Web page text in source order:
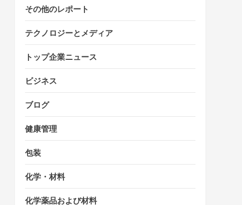
その他のレポート
テクノロジーとメディア
トップ企業ニュース
ビジネス
ブログ
健康管理
包装
化学・材料
化学薬品および材料